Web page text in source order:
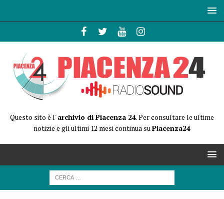
Questo sito è l'archivio di Piacenza 24. Per consultare le ultime
notizie e gli ultimi 12 mesi continua suPiacenza24